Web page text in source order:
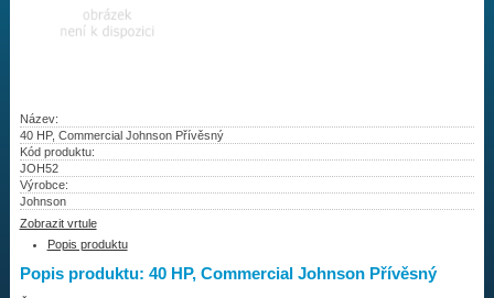
Najít vrtuli
Vrtule
Redukční pouzdra XHS
Kontakty
Aktuality
Název:
40 HP, Commercial Johnson Přívěsný
Kód produktu:
JOH52
Výrobce:
Johnson
Zobrazit vrtule
Popis produktu
Popis produktu: 40 HP, Commercial Johnson Přívěsný